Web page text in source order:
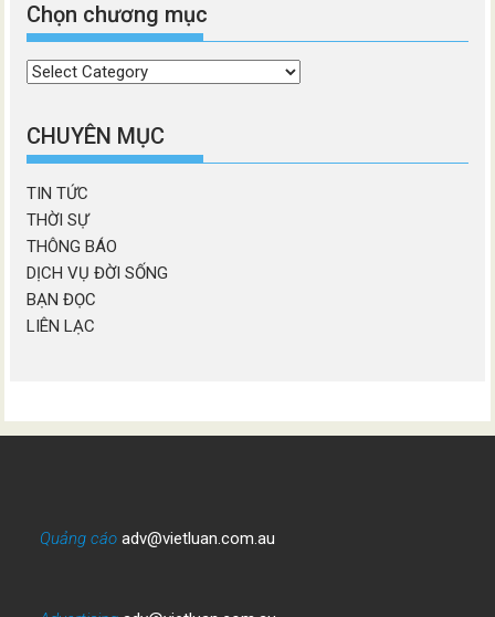
Chọn chương mục
Chọn
mục
CHUYÊN MỤC
TIN TỨC
THỜI SỰ
THÔNG BÁO
DỊCH VỤ ĐỜI SỐNG
BẠN ĐỌC
LIÊN LẠC
Quảng cáo adv@vietluan.com.au